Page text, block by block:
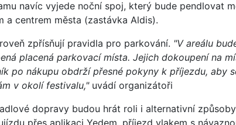
navíc vyjede noční spoj, který bude pendlovat
a centrem města (zastávka Aldis).
zpřísňují pravidla pro parkování. "V areálu
placená parkovací místa. Jejich dokoupení na
po nákupu obdrží přesné pokyny k příjezdu, aby
v okolí festivalu,"uvádí organizátoři
dopravy budou hrát roli i alternativní
přes aplikaci Yedem, příjezd vlakem s